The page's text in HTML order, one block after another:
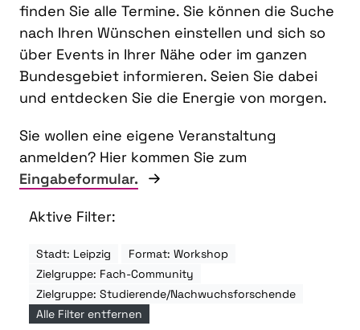
finden Sie alle Termine. Sie können die Suche
nach Ihren Wünschen einstellen und sich so
über Events in Ihrer Nähe oder im ganzen
Bundesgebiet informieren. Seien Sie dabei
und entdecken Sie die Energie von morgen.
Sie wollen eine eigene Veranstaltung
anmelden? Hier kommen Sie zum
Eingabeformular.
Aktive Filter:
Stadt: Leipzig
Format: Workshop
Zielgruppe: Fach-Community
Zielgruppe: Studierende/Nachwuchsforschende
Alle Filter entfernen